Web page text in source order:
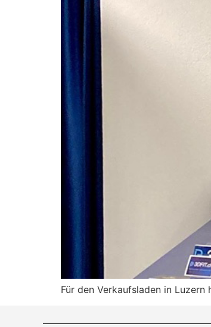
Für den Verkaufsladen in